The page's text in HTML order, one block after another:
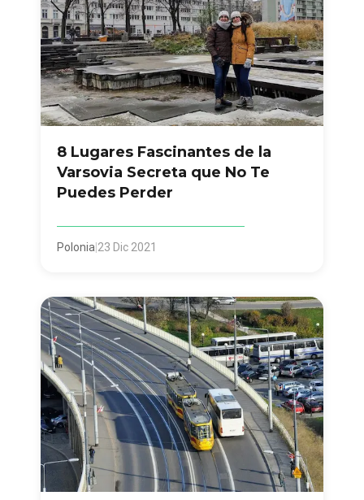
8 Lugares Fascinantes de la
Varsovia Secreta que No Te
Puedes Perder
Polonia 23 Dic 2021